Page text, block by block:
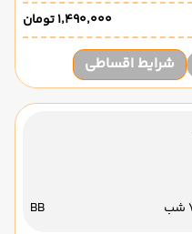
۱٬۴۹۰٬۰۰۰ تومان
شرایط اقساطی
BB